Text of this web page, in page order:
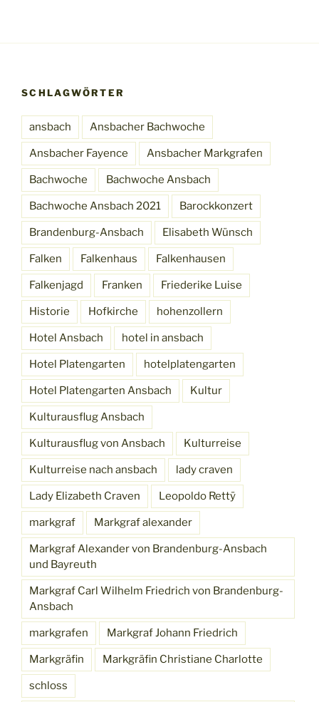
SCHLAGWÖRTER
ansbach Ansbacher Bachwoche
Ansbacher Fayence Ansbacher Markgrafen
Bachwoche Bachwoche Ansbach
Bachwoche Ansbach 2021 Barockkonzert
Brandenburg-Ansbach Elisabeth Wünsch
Falken Falkenhaus Falkenhausen
Falkenjagd Franken Friederike Luise
Historie Hofkirche hohenzollern
Hotel Ansbach hotel in ansbach
Hotel Platengarten hotelplatengarten
Hotel Platengarten Ansbach Kultur
Kulturausflug Ansbach
Kulturausflug von Ansbach Kulturreise
Kulturreise nach ansbach lady craven
Lady Elizabeth Craven Leopoldo Rettÿ
markgraf Markgraf alexander
Markgraf Alexander von Brandenburg-Ansbach
und Bayreuth
Markgraf Carl Wilhelm Friedrich von Brandenburg-
Ansbach
markgrafen Markgraf Johann Friedrich
Markgräfin Markgräfin Christiane Charlotte
schloss